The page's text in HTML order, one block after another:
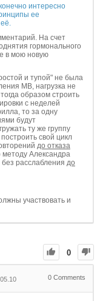
интересно
ее
На счет
гормонального
в мою новую
и тупой" не была
МВ, нагрузка не
образом строить
с неделей
то за одну
будут
ту же группу
свой цикл
до отказа
Александра
расслабления до
участвовать и
0
0 Comments